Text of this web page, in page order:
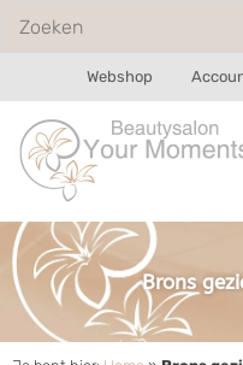
Webshop
Brons